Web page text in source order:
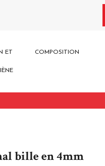
ET COMPOSITION
bille en 4mm